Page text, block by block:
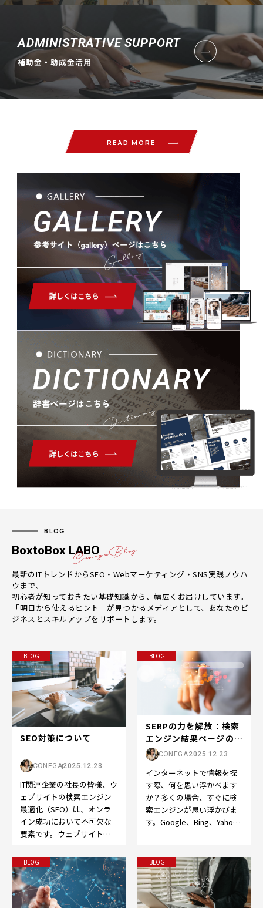
ADMINISTRATIVE SUPPORT
補助金・助成金活用
READ MORE
Gallery
Dictionary
BLOG
BoxtoBox LABO
最新のITトレンドからSEO・Webマーケティング・SNS実践ノウハ
ウまで、
初心者が知っておきたい基礎知識から、幅広くお届けしています。
「明日から使えるヒント」が見つかるメディアとして、あなたのビ
ジネスとスキルアップをサポートします。
BLOG
SEO対策について
CONEGA2025.12.23
IT関連企業の社長の皆様、ウ
ェブサイトの検索エンジン
最適化（SEO）は、オンラ
イン成功において不可欠な
要素です。ウェブサイトを
ポイントを押さえてS…
BLOG
SERPの力を解放：検索
エンジン結果ページの世
界へようこそ
CONEGA2025.12.23
インターネットで情報を探
す際、何を思い浮かべます
か？多くの場合、すぐに検
索エンジンが思い浮かびま
す。Google、Bing、Yahoo
BLOG BLOG